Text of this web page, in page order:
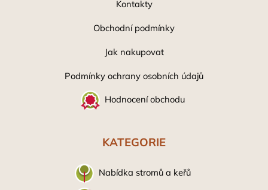
Kontakty
Obchodní podmínky
Jak nakupovat
Podmínky ochrany osobních údajů
Hodnocení obchodu
KATEGORIE
Nabídka stromů a keřů